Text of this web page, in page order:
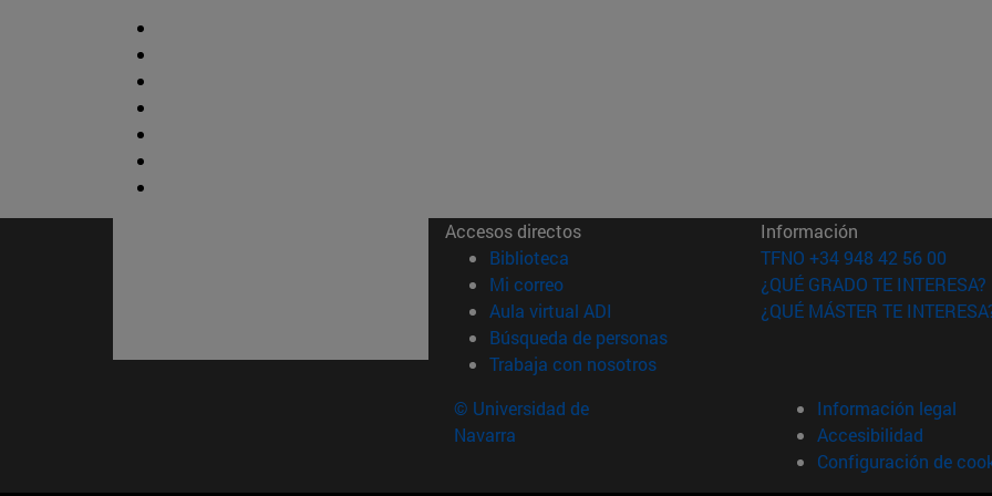
Accesos directos
Biblioteca (abre en nueva ventana)
Mi correo(abre en nueva ventana)
Aula virtual ADI (abre en nueva ventana)
Búsqueda de personas(abre en nueva ventana)
Trabaja con nosotros(abre en nueva ventana)
Información
TFNO +34 948 42 56 00
¿QUÉ GRADO TE INTERESA?
¿QUÉ MÁSTER TE
© Universidad de
Navarra
Información legal
Accesibilidad
Configuración de